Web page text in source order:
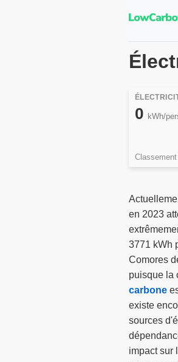
0 kWh/
Classement
en 2023
3771 kWh
Comores
puisque la
carbone
existe
sources
impact sur